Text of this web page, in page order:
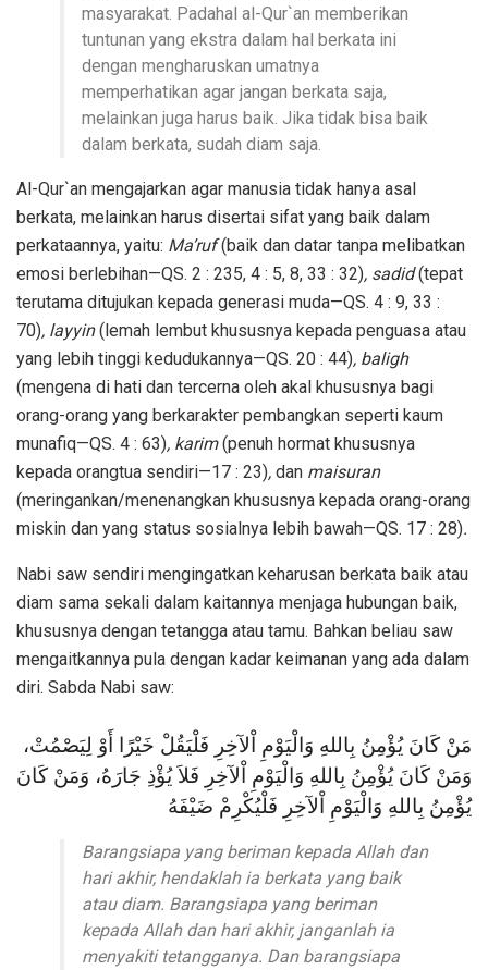
masyarakat. Padahal al-Qur`an memberikan
tuntunan yang ekstra dalam hal berkata ini
dengan mengharuskan umatnya
memperhatikan agar jangan berkata saja,
melainkan juga harus baik. Jika tidak bisa baik
dalam berkata, sudah diam saja.
Al-Qur`an mengajarkan agar manusia tidak hanya asal
berkata, melainkan harus disertai sifat yang baik dalam
perkataannya, yaitu: Ma’ruf(baik dan datar tanpa melibatkan
emosi berlebihan—QS. 2 : 235, 4 : 5, 8, 33 : 32), sadid(tepat
terutama ditujukan kepada generasi muda—QS. 4 : 9, 33 :
70), layyin(lemah lembut khususnya kepada penguasa atau
yang lebih tinggi kedudukannya—QS. 20 : 44), baligh
(mengena di hati dan tercerna oleh akal khususnya bagi
orang-orang yang berkarakter pembangkan seperti kaum
munafiq—QS. 4 : 63), karim(penuh hormat khususnya
kepada orangtua sendiri—17 : 23), dan maisuran
(meringankan/menenangkan khususnya kepada orang-orang
miskin dan yang status sosialnya lebih bawah—QS. 17 : 28).
Nabi saw sendiri mengingatkan keharusan berkata baik atau
diam sama sekali dalam kaitannya menjaga hubungan baik,
khususnya dengan tetangga atau tamu. Bahkan beliau saw
mengaitkannya pula dengan kadar keimanan yang ada dalam
diri. Sabda Nabi saw:
مَنْ كَانَ يُؤْمِنُ بِاللهِ وَالْيَوْمِ اْلآخِرِ فَلْيَقُلْ خَيْرًا أَوْ لِيَصْمُتْ،
وَمَنْ كَانَ يُؤْمِنُ بِاللهِ وَالْيَوْمِ اْلآخِرِ فَلاَ يُؤْذِ جَارَهُ، وَمَنْ كَانَ
يُؤْمِنُ بِاللهِ وَالْيَوْمِ اْلآخِرِ فَلْيُكْرِمْ ضَيْفَهُ
Barangsiapa yang beriman kepada Allah dan
hari akhir, hendaklah ia berkata yang baik
atau diam. Barangsiapa yang beriman
kepada Allah dan hari akhir, janganlah ia
menyakiti tetangganya. Dan barangsiapa